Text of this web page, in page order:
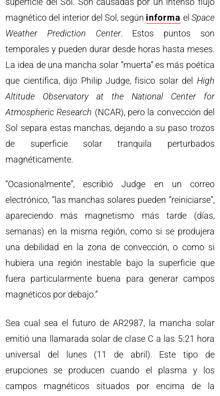
magnético del interior del Sol, según informa el Space
Weather Prediction Center. Estos puntos son
temporales y pueden durar desde horas hasta meses.
La idea de una mancha solar “muerta” es más poética
que científica, dijo Philip Judge, físico solar del High
Altitude Observatory at the National Center for
Atmospheric Research (NCAR), pero la convección del
Sol separa estas manchas, dejando a su paso trozos
de superficie solar tranquila perturbados
magnéticamente.
“Ocasionalmente”, escribió Judge en un correo
electrónico, “las manchas solares pueden “reiniciarse”,
apareciendo más magnetismo más tarde (días,
semanas) en la misma región, como si se produjera
una debilidad en la zona de convección, o como si
hubiera una región inestable bajo la superficie que
fuera particularmente buena para generar campos
magnéticos por debajo.”
Sea cual sea el futuro de AR2987, la mancha solar
emitió una llamarada solar de clase C a las 5:21 hora
universal del lunes (11 de abril). Este tipo de
erupciones se producen cuando el plasma y los
campos magnéticos situados por encima de la